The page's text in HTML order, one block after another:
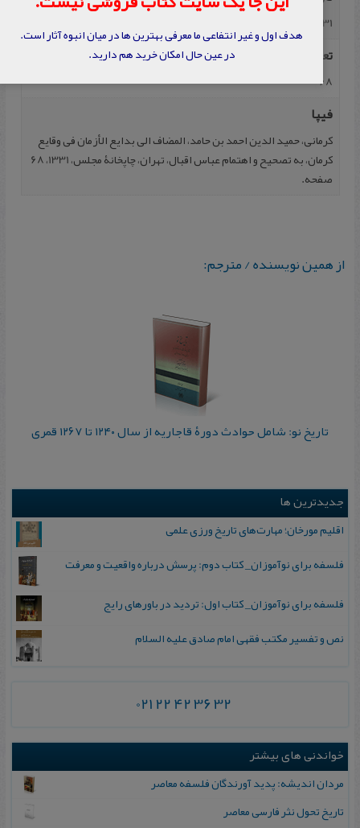
1331
تعداد صفحه
68
فیپا
کرمانی، حمید الدین احمد بن حامد، المضاف الی بدایع الأزمان فی وقایع
کرمان، به تصحیح و اهتمام عباس اقبال، تهران، چاپخانۀ مجلس، 1331، 68
صفحه.
از همین نویسنده / مترجم:
تاريخ نو: شامل حوادث دورۀ قاجاريه از سال ۱۲۴۰ تا ۱۲۶۷ قمری
جدیدترین ها
اقلیم مورخان؛ مهارت‌های تاریخ ورزی علمی
فلسفه برای نوآموزان_ کتاب دوم: پرسش درباره واقعیت و معرفت
فلسفه برای نوآموزان_ کتاب اول: تردید در باورهای رایج
نص و تفسیر مکتب فقهی امام صادق علیه السلام
021 22 42 36 32
خواندنی های بیشتر
مردان اندیشه: پدید آورندگان فلسفه معاصر
تاریخ‌ تحول‌ نثر فارسی‌ معاصر
هدف اول و غیر انتفاعی ما معرفی بهترین ها در میان انبوه آثار است.
در عین حال امکان خرید هم دارید.